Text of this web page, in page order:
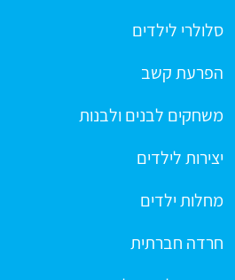
סלולרי לילדים
הפרעת קשב
משחקים לבנים ולבנות
יצירות לילדים
מחלות ילדים
חרדה חברתית